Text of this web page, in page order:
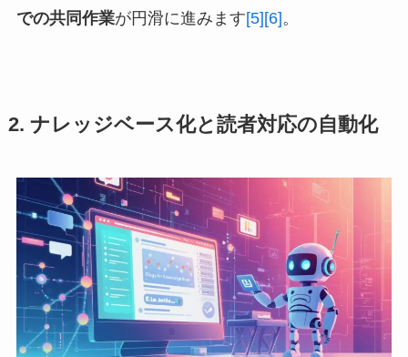
での共同作業が円滑に進みます[5] [6]。
2. ナレッジベース化と読者対応の自動化